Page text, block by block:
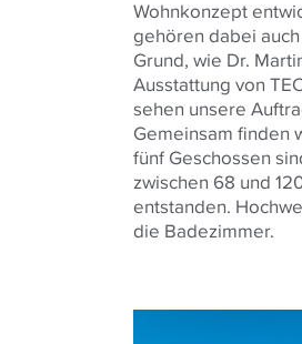
Wohnkonzept
gehören dabei
Grund, wie Dr.
Ausstattung von
sehen unsere
Gemeinsam finden
fünf Geschossen
zwischen 68 und
entstanden.
die Badezimmer.